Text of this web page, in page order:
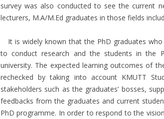
survey was also conducted to see the current
lecturers, M.A/M.Ed graduates in those fields
It is widely known that the PhD graduates
to conduct research and the students in the
university. The expected learning outcomes of
rechecked by taking into account KMUTT
stakeholders such as the graduates’ bosses,
feedbacks from the graduates and current
PhD programme. In order to respond to the